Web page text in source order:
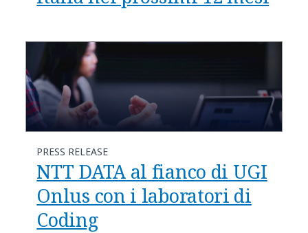
PRESS RELEASE
NTT DATA al fianco di UGI
Onlus con i laboratori di
Coding